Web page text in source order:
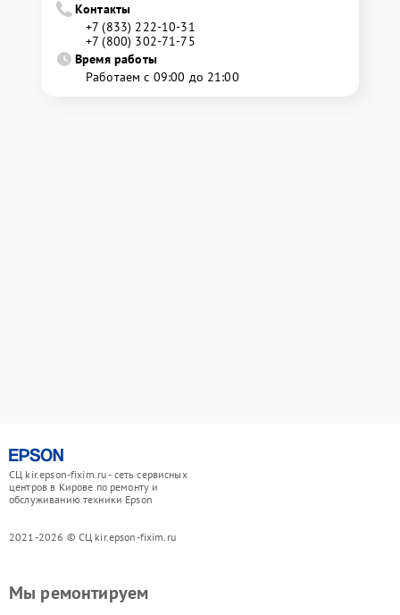
Контакты
+7 (833) 222-10-31
+7 (800) 302-71-75
Время работы
Работаем с 09:00 до 21:00
СЦ kir.epson-fixim.ru - сеть сервисных
центров в Кирове по ремонту и
обслуживанию техники Epson
2021-2026 © СЦ kir.epson-fixim.ru
Мы ремонтируем